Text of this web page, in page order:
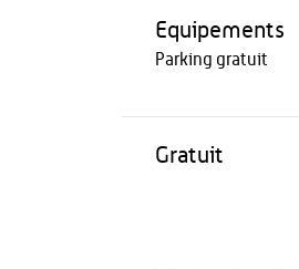
Equipements
Parking gratuit
Gratuit